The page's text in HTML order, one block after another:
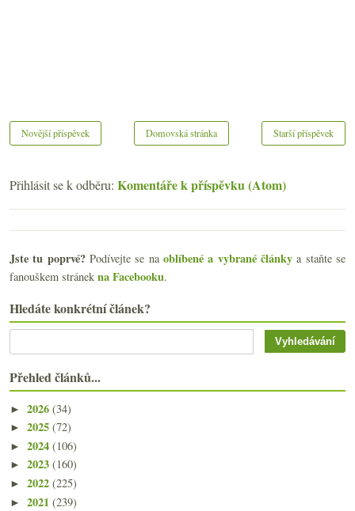
Novější příspěvek Starší příspěvek
Domovská stránka
Přihlásit se k odběru: Komentáře k příspěvku (Atom)
Jste tu poprvé?Podívejte se naoblíbené a vybrané články a staňte se
fanouškem stránek na Facebooku.
Hledáte konkrétní článek?
Přehled článků...
► 2026 (34)
► 2025 (72)
► 2024 (106)
► 2023 (160)
► 2022 (225)
► 2021 (239)